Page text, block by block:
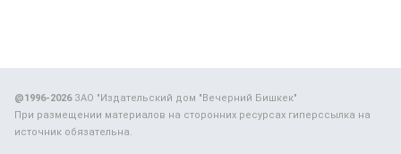
@1996-2026ЗАО "Издательский дом "Вечерний Бишкек"
При размещении материалов на сторонних ресурсах гиперссылка на
источник обязательна.